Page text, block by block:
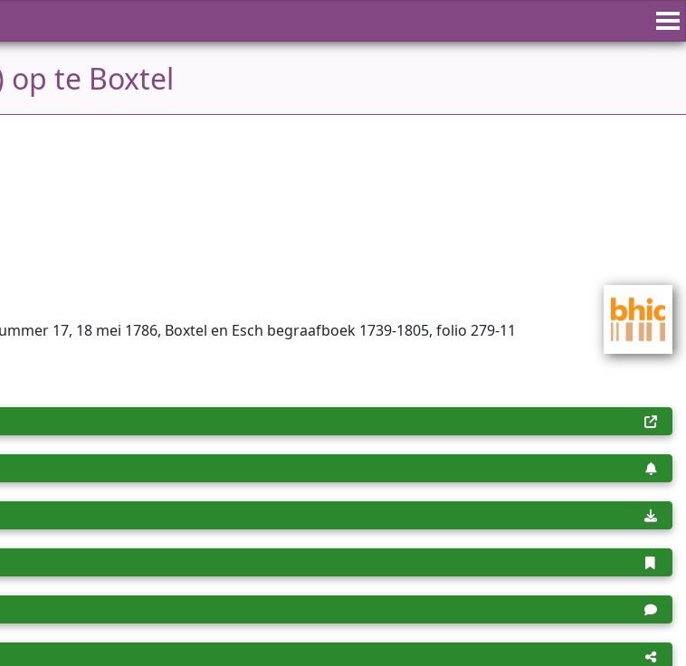
op te Boxtel
17, 18 mei 1786, Boxtel en Esch begraafboek 1739-1805, folio 279-11